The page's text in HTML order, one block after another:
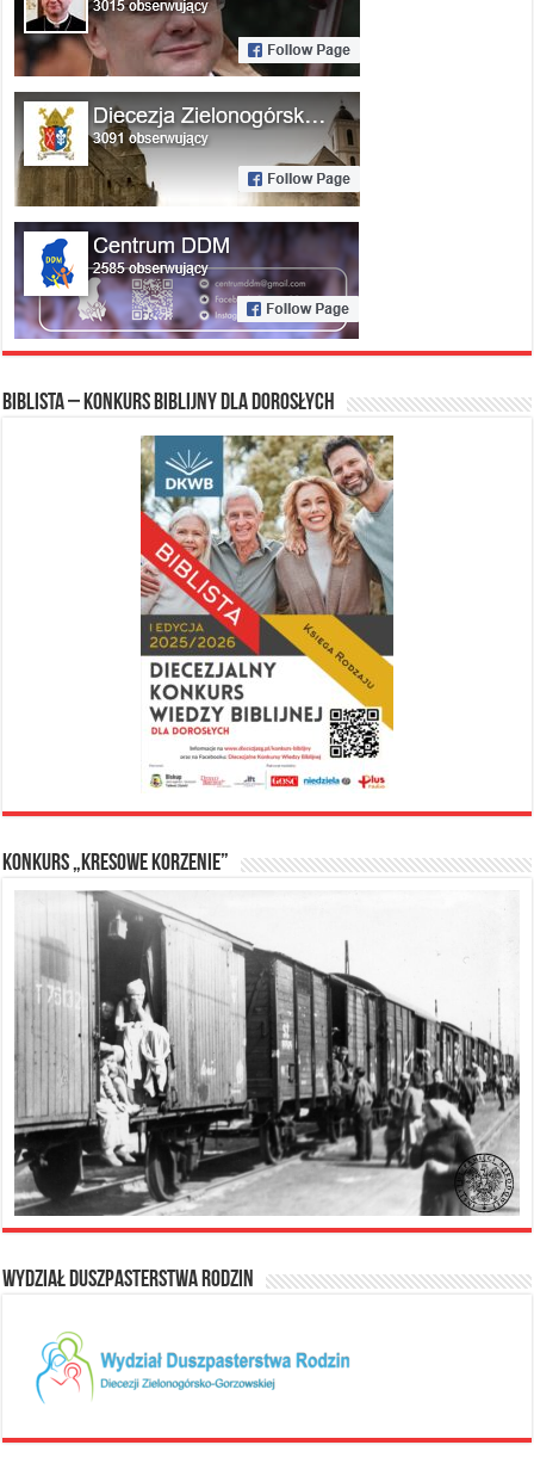
Biblista – konkurs biblijny dla dorosłych
Konkurs „Kresowe Korzenie”
Wydział Duszpasterstwa Rodzin